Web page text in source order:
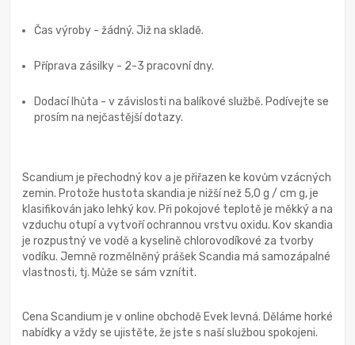
Čas výroby - žádný. Již na skladě.
Příprava zásilky - 2-3 pracovní dny.
Dodací lhůta - v závislosti na balíkové službě. Podívejte se
prosím na nejčastější dotazy.
Scandium je přechodný kov a je přiřazen ke kovům vzácných
zemin. Protože hustota skandia je nižší než 5,0 g / cm g, je
klasifikován jako lehký kov. Při pokojové teplotě je měkký a na
vzduchu otupí a vytvoří ochrannou vrstvu oxidu. Kov skandia
je rozpustný ve vodě a kyselině chlorovodíkové za tvorby
vodíku. Jemně rozmělněný prášek Scandia má samozápalné
vlastnosti, tj. Může se sám vznítit.
Cena Scandium je v online obchodě Evek levná. Děláme horké
nabídky a vždy se ujistěte, že jste s naší službou spokojeni.